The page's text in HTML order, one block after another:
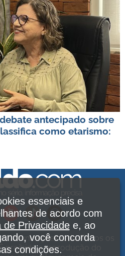
antecipado sobre
como etarismo:
Ltda. Todos os
proibida a reprodução do
essenciais e
de acordo com
de Privacidadee, ao
você concorda
condições.